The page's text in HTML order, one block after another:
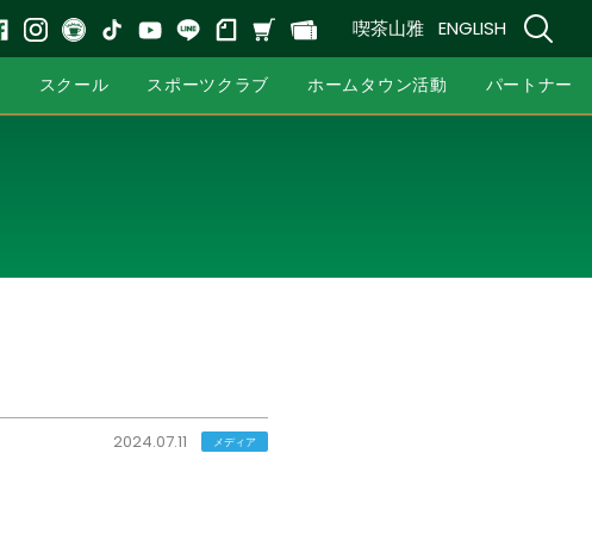
喫茶山雅 ENGLISH
スクール スポーツクラブ ホームタウン活動 パートナー
2024.07.11 メディア